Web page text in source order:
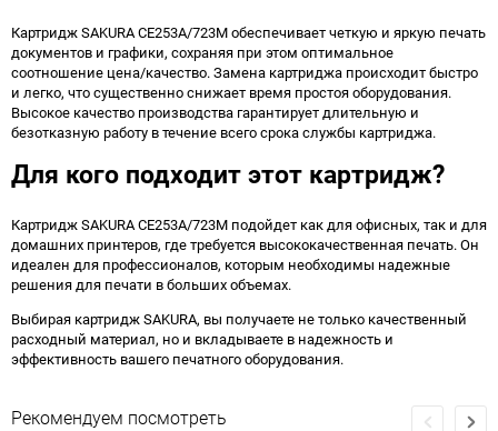
Картридж SAKURA CE253A/723M обеспечивает четкую и яркую печать
документов и графики, сохраняя при этом оптимальное
соотношение цена/качество. Замена картриджа происходит быстро
и легко, что существенно снижает время простоя оборудования.
Высокое качество производства гарантирует длительную и
безотказную работу в течение всего срока службы картриджа.
Для кого подходит этот картридж?
Картридж SAKURA CE253A/723M подойдет как для офисных, так и для
домашних принтеров, где требуется высококачественная печать. Он
идеален для профессионалов, которым необходимы надежные
решения для печати в больших объемах.
Выбирая картридж SAKURA, вы получаете не только качественный
расходный материал, но и вкладываете в надежность и
эффективность вашего печатного оборудования.
Рекомендуем посмотреть